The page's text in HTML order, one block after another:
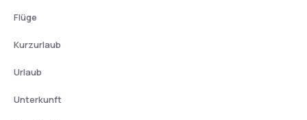
Flüge
Kurzurlaub
Urlaub
Unterkunft